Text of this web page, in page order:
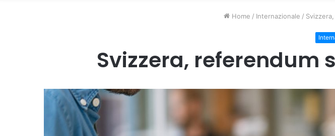
Home / Internazionale /
Svizzera, referendum